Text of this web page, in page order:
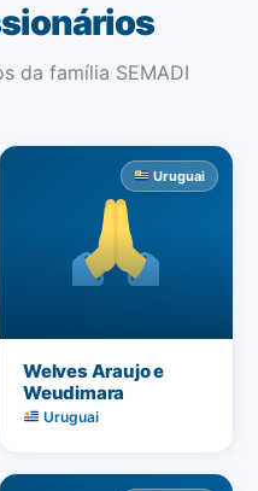
da família SEMADI
Uruguai
Welves Araujo e
Weudimara
Uruguai